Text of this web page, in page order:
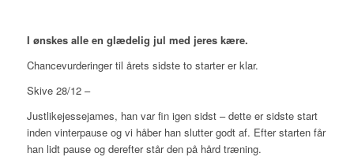
I ønskes alle en glædelig jul med jeres kære.
Chancevurderinger til årets sidste to starter er klar.
Skive 28/12 –
Justlikejessejames, han var fin igen sidst – dette er sidste start
inden vinterpause og vi håber han slutter godt af. Efter starten får
han lidt pause og derefter står den på hård træning.